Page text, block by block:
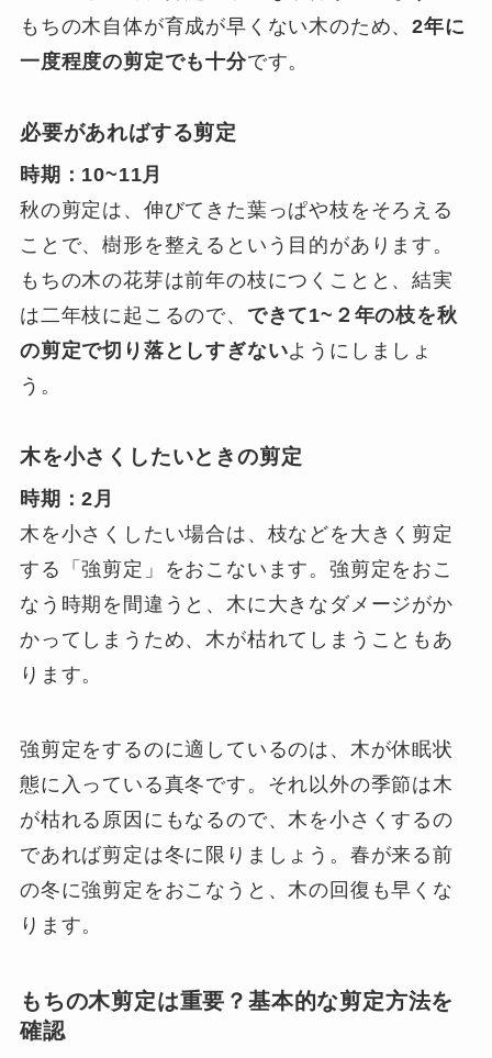
もちの木自体が育成が早くない木のため、2年に
一度程度の剪定でも十分です。
必要があればする剪定
時期：10~11月
秋の剪定は、伸びてきた葉っぱや枝をそろえる
ことで、樹形を整えるという目的があります。
もちの木の花芽は前年の枝につくことと、結実
は二年枝に起こるので、 できて1~２年の枝を秋
の剪定で切り落としすぎないようにしましょ
う。
木を小さくしたいときの剪定
時期：2月
木を小さくしたい場合は、枝などを大きく剪定
する「強剪定」をおこないます。強剪定をおこ
なう時期を間違うと、木に大きなダメージがか
かってしまうため、木が枯れてしまうこともあ
ります。
強剪定をするのに適しているのは、木が休眠状
態に入っている真冬です。それ以外の季節は木
が枯れる原因にもなるので、木を小さくするの
であれば剪定は冬に限りましょう。春が来る前
の冬に強剪定をおこなうと、木の回復も早くな
ります。
もちの木剪定は重要？基本的な剪定方法を
確認